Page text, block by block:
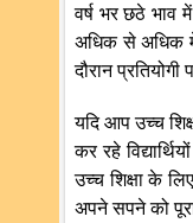
वर्ष भर छठे भाव
अधिक से अधिक
दौरान प्रतियोगी
यदि आप उच्च
कर रहे
उच्च शिक्षा के
अपने सपने को